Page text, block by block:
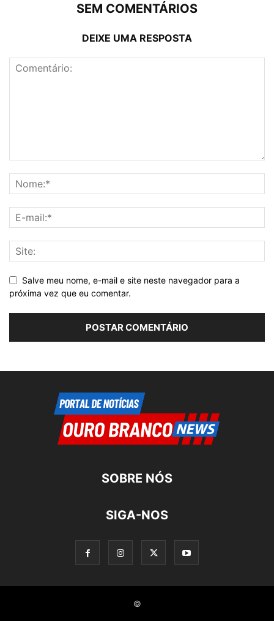
SEM COMENTÁRIOS
DEIXE UMA RESPOSTA
Salve meu nome, e-mail e site neste navegador para a
próxima vez que eu comentar.
SOBRE NÓS
SIGA-NOS
©